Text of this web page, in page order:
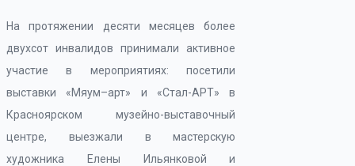
На протяжении десяти месяцев более
двухсот инвалидов принимали активное
участие в мероприятиях: посетили
выставки «Мяум–арт» и «Стал-АРТ» в
Красноярском музейно-выставочный
центре, выезжали в мастерскую
художника Елены Ильянковой и